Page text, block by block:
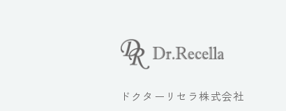
ドクターリセラ株式会社